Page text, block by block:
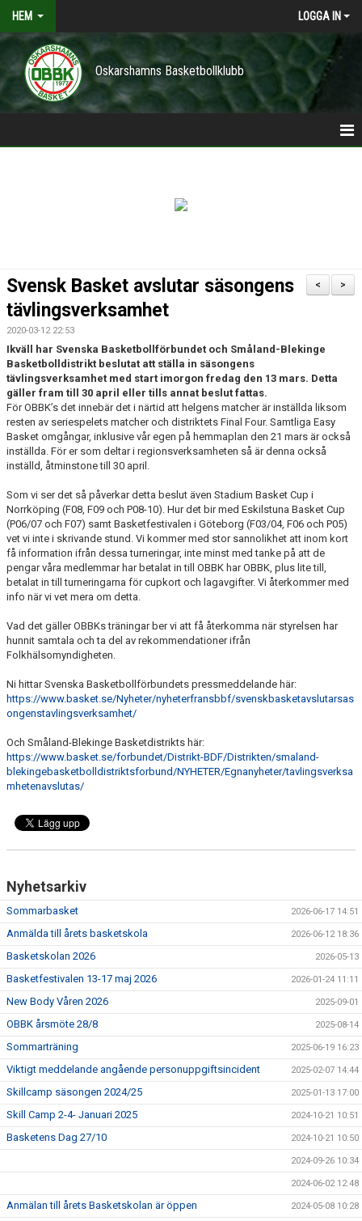
HEM LOGGA IN
Oskarshamns Basketbollklubb
VÅRA LAG/TRÄNARE
KONTAKT
KALENDER
MATCHER
MEDLEMSSKAP
STYRELSEN
SCHYSST IDROTT LF KALMAR
>
<
Svensk Basket avslutar säsongens
tävlingsverksamhet
2020-03-12 22:53
Ikväll har Svenska Basketbollförbundet och Småland-Blekinge
Basketbolldistrikt beslutat att ställa in säsongens
tävlingsverksamhet med start imorgon fredag den 13 mars. Detta
gäller fram till 30 april eller tills annat beslut fattas.
För OBBK’s det innebär det i närtid att helgens matcher är inställda liksom
resten av seriespelets matcher och distriktets Final Four. Samtliga Easy
Basket omgångar, inklusive vår egen på hemmaplan den 21 mars är också
inställda. För er som deltar i regionsverksamheten så är denna också
inställd, åtminstone till 30 april.
Som vi ser det så påverkar detta beslut även Stadium Basket Cup i
Norrköping (F08, F09 och P08-10). Hur det bir med Eskilstuna Basket Cup
(P06/07 och F07) samt Basketfestivalen i Göteborg (F03/04, F06 och P05)
vet vi inte i skrivande stund. Vi kommer med stor sannolikhet att inom kort
få information ifrån dessa turneringar, inte minst med tanke på att de
pengar våra medlemmar har betalat in till OBBK har OBBK, plus lite till,
betalat in till turneringarna för cupkort och lagavgifter. Vi återkommer med
info när vi vet mera om detta.
Vad det gäller OBBKs träningar ber vi att få återkomma när styrelsen har
hunnit samtala och ta del av rekommendationer ifrån
Folkhälsomyndigheten.
Ni hittar Svenska Basketbollförbundets pressmeddelande här:
https://www.basket.se/Nyheter/nyheterfransbbf/svenskbasketavslutarsas
ongenstavlingsverksamhet/
Och Småland-Blekinge Basketdistrikts här:
https://www.basket.se/forbundet/Distrikt-BDF/Distrikten/smaland-
blekingebasketbolldistriktsforbund/NYHETER/Egnanyheter/tavlingsverksa
mhetenavslutas/
Nyhetsarkiv
Sommarbasket 2026-06-17 14:51
Anmälda till årets basketskola 2026-06-12 18:36
Basketskolan 2026 2026-05-13
Basketfestivalen 13-17 maj 2026 2026-01-24 11:11
New Body Våren 2026 2025-09-01
OBBK årsmöte 28/8 2025-08-14
Sommarträning 2025-06-19 16:23
Viktigt meddelande angående personuppgiftsincident 2025-02-07 14:44
Skillcamp säsongen 2024/25 2025-01-13 17:00
Skill Camp 2-4- Januari 2025 2024-10-21 10:51
Basketens Dag 27/10 2024-10-21 10:50
2024-09-26 10:34
2024-06-02 12:48
Anmälan till årets Basketskolan är öppen 2024-05-08 10:28